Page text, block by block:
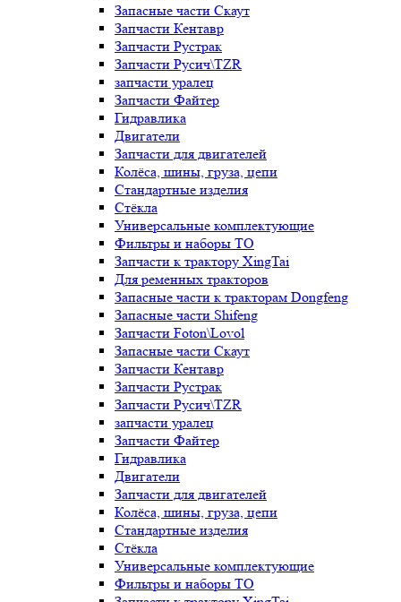
Запасные части Скаут
Запчасти Кентавр
Запчасти Рустрак
Запчасти Русич\TZR
запчасти уралец
Запчасти Файтер
Гидравлика
Двигатели
Запчасти для двигателей
Колёса, шины, груза, цепи
Стандартные изделия
Стёкла
Универсальные комплектующие
Фильтры и наборы ТО
Запчасти к трактору XingTai
Для ременных тракторов
Запасные части к тракторам Dongfeng
Запасные части Shifeng
Запчасти Foton\Lovol
Запасные части Скаут
Запчасти Кентавр
Запчасти Рустрак
Запчасти Русич\TZR
запчасти уралец
Запчасти Файтер
Гидравлика
Двигатели
Запчасти для двигателей
Колёса, шины, груза, цепи
Стандартные изделия
Стёкла
Универсальные комплектующие
Фильтры и наборы ТО